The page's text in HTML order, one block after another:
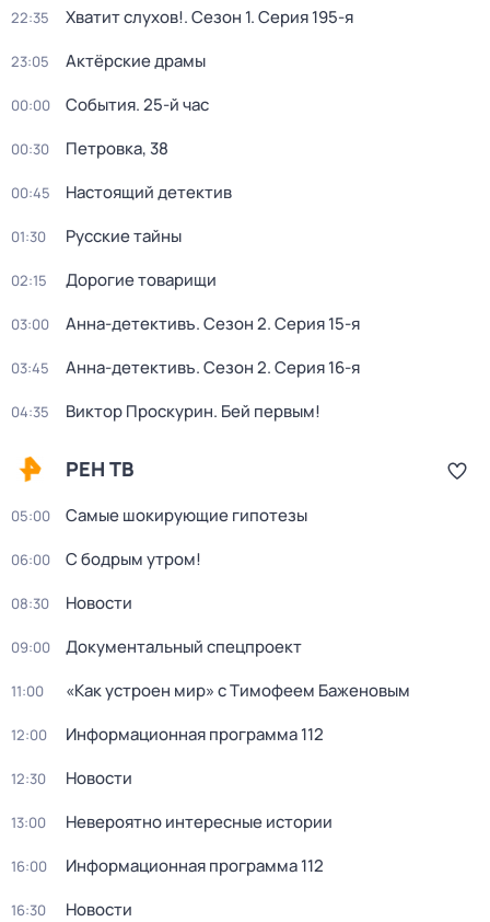
22:35 Хватит слухов!. Сезон 1. Серия 195-я
23:05 Актёрские драмы
00:00 События. 25-й час
00:30 Петровка, 38
00:45 Настоящий детектив
01:30 Русские тайны
02:15 Дорогие товарищи
03:00 Анна-детективъ. Сезон 2. Серия 15-я
03:45 Анна-детективъ. Сезон 2. Серия 16-я
04:35 Виктор Проскурин. Бей первым!
РЕН ТВ
05:00 Самые шoкиpующие гипотезы
06:00 С бодрым утром!
08:30 Новости
09:00 Документальный спецпроект
11:00 «Как устроен мир» с Тимофеем Баженовым
12:00 Информационная программа 112
12:30 Новости
13:00 Невероятно интересные истории
16:00 Информационная программа 112
16:30 Новости